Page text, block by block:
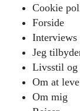
Cookie
Forside
Interviews
Jeg
Livsstil og
Om at leve
Om mig